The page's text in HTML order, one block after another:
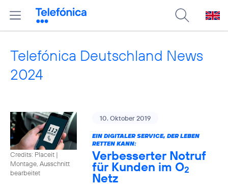
Telefónica Deutschland News
2024
Credits: Placeit |
Montage, Ausschnitt
bearbeitet
10. Oktober 2019
EIN DIGITALER SERVICE, DER LEBEN
RETTEN KANN:
Verbesserter Notruf
für Kunden im O2
Netz